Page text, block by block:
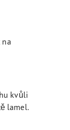
na
kvůli
lamel.